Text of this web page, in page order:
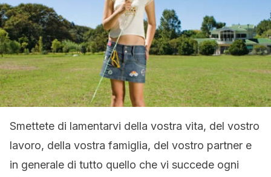
Smettete di lamentarvi della vostra vita, del vostro
lavoro, della vostra famiglia, del vostro partner e
in generale di tutto quello che vi succede ogni